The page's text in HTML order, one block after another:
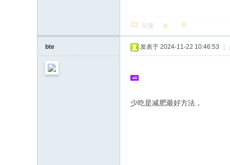
回复
bte 发表于 2024-11-22 10:46:53
少吃是减肥最好方法，